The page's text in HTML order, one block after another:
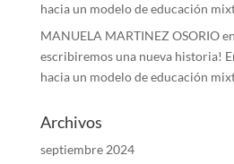
hacia un modelo de educación
MANUELA MARTINEZ OSORIOen
escribiremos una nueva historia!
hacia un modelo de educación
Archivos
septiembre 2024